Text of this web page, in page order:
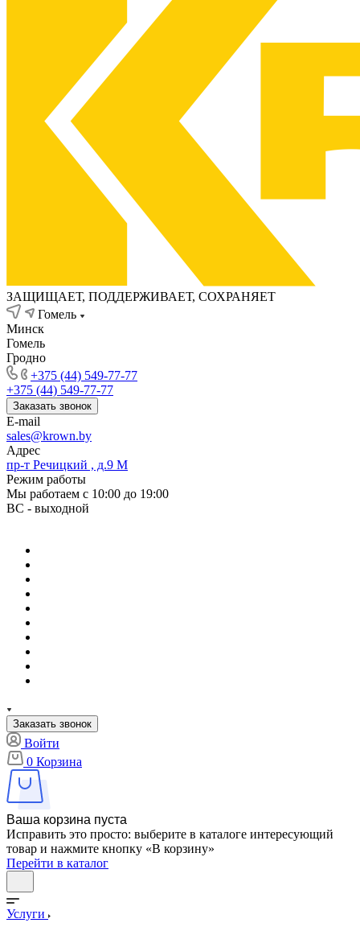
ЗАЩИЩАЕТ, ПОДДЕРЖИВАЕТ, СОХРАНЯЕТ
Гомель
Минск
Гомель
Гродно
+375 (44) 549-77-77
+375 (44) 549-77-77
Заказать звонок
E-mail
sales@krown.by
Адрес
пр-т Речицкий , д.9 М
Режим работы
Мы работаем с 10:00 до 19:00
ВС - выходной
Заказать звонок
Войти
0 Корзина
Ваша корзина пуста
Исправить это просто: выберите в каталоге интересующий
товар и нажмите кнопку «В корзину»
Перейти в каталог
Услуги